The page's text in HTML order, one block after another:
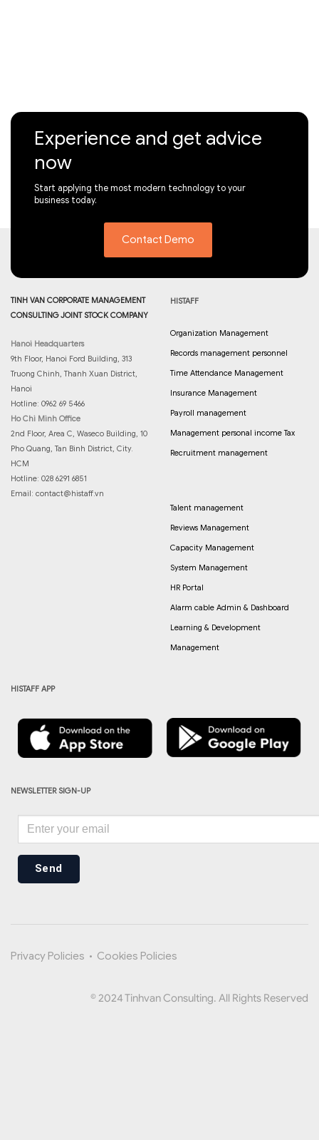
Experience and get advice
now
Start applying the most modern technology to your
business today.
Contact Demo
TINH VAN CORPORATE MANAGEMENT
CONSULTING JOINT STOCK COMPANY
Hanoi Headquarters
9th Floor, Hanoi Ford Building, 313
Truong Chinh, Thanh Xuan District,
Hanoi
Hotline: 0962 69 5466
Ho Chi Minh Office
2nd Floor, Area C, Waseco Building, 10
Pho Quang, Tan Binh District, City.
HCM
Hotline: 028 6291 6851
Email: contact@histaff.vn
HISTAFF
Organization Management
Records management personnel
Time Attendance Management
Insurance Management
Payroll management
Management personal income Tax
Recruitment management
Talent management
Reviews Management
Capacity Management
System Management
HR Portal
Alarm cable Admin & Dashboard
Learning & Development
Management
HISTAFF APP
NEWSLETTER SIGN-UP
Send
Privacy Policies • Cookies Policies
© 2024 Tinhvan Consulting. All Rights Reserved